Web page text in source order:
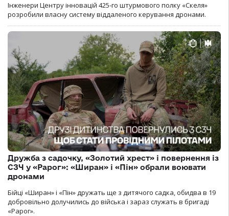
Інженери Центру інновацій 425-го штурмового полку «Скеля»
розробили власну систему віддаленого керування дронами.
Дружба з садочку, «Золотий хрест» і повернення із
СЗЧ у «Рарог»: «Ширан» і «Пін» обрали воювати
дронами
Бійці «Ширан» і «Пін» дружать ще з дитячого садка, обидва в 19
добровільно долучились до війська і зараз служать в бригаді
«Рарог».